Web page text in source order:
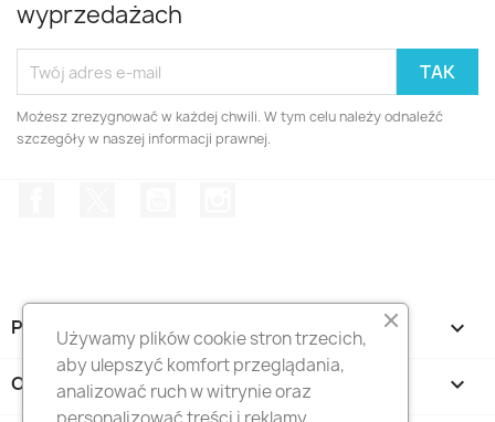
wyprzedażach
Możesz zrezygnować w każdej chwili. W tym celu należy odnaleźć
szczegóły w naszej informacji prawnej.
PRODUKTY 
ORIENTAL - SKLEP 
Używamy plików cookie stron trzecich,
aby ulepszyć komfort przeglądania,
analizować ruch w witrynie oraz